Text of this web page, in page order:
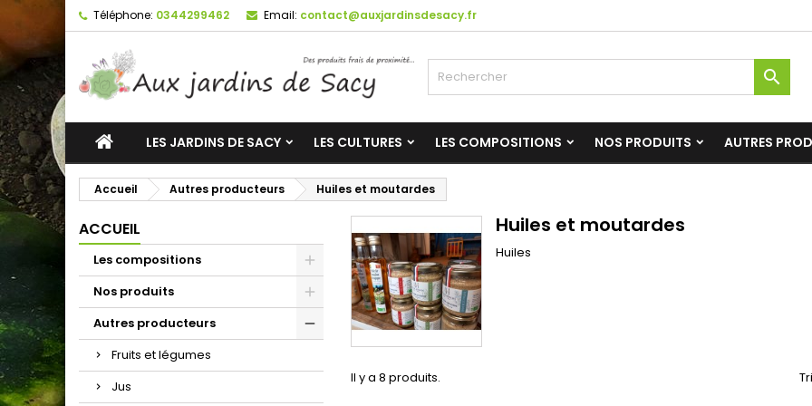
Téléphone: 0344299462 Email: contact@auxjardinsdesacy.fr

LES JARDINS DE SACY LES CULTURES LES COMPOSITIONS NOS PRODUITS AUTRES
Accueil Autres producteurs Huiles et moutardes
ACCUEIL
Les compositions
Nos produits
Autres producteurs
Fruits et légumes
Jus
Huiles et moutardes
Huiles
Il y a 8 produits.